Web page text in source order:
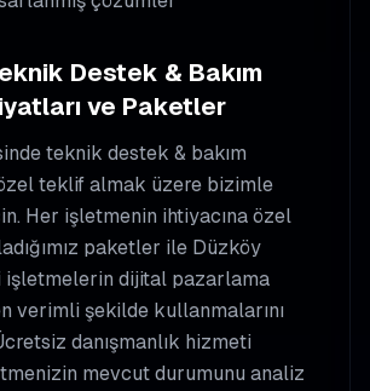
Destek & Bakım
ve Paketler
teknik destek & bakım
teklif almak üzere bizimle
Her işletmenin ihtiyacına özel
paketler ile Düzköy
işletmelerin dijital pazarlama
verimli şekilde kullanmalarını
danışmanlık hizmeti
mevcut durumunu analiz